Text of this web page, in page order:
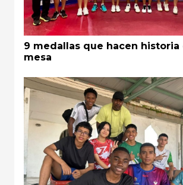
9 medallas que hacen historia
mesa